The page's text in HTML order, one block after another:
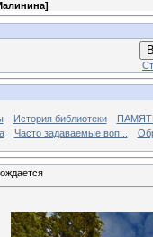
]
История библиотеки
Часто задаваемые воп...